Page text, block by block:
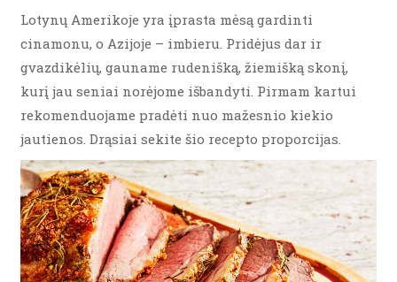
Lotynų Amerikoje yra įprasta mėsą gardinti
cinamonu, o Azijoje – imbieru. Pridėjus dar ir
gvazdikėlių, gauname rudenišką, žiemišką skonį,
kurį jau seniai norėjome išbandyti. Pirmam kartui
rekomenduojame pradėti nuo mažesnio kiekio
jautienos. Drąsiai sekite šio recepto proporcijas.